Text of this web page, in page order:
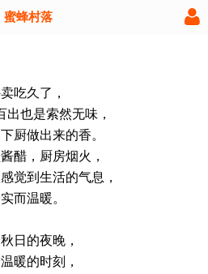
蜜蜂村落
吃久了，
出也是索然无味，
厨做出来的香。
醋，厨房烟火，
觉到生活的气息，
而温暖。
日的夜晚，
暖的时刻，